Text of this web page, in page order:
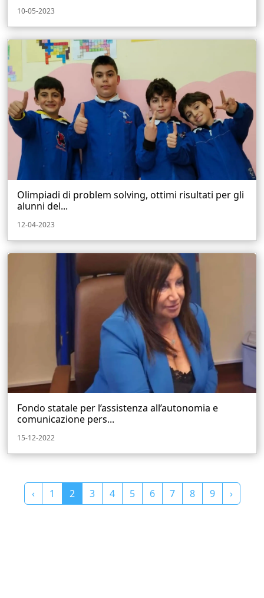
10-05-2023
Olimpiadi di problem solving, ottimi risultati per gli
alunni del...
12-04-2023
Fondo statale per l’assistenza all’autonomia e
comunicazione pers...
15-12-2022
‹ 1 2 3 4 5 6 7 8 9 ›